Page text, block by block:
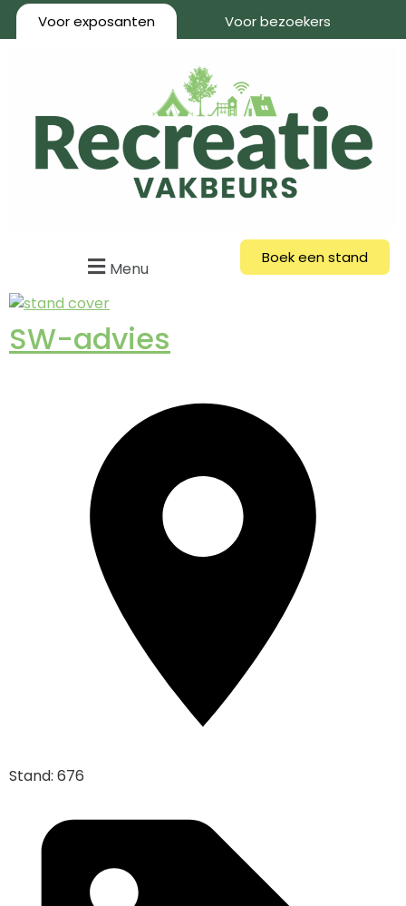
Voor exposanten Voor bezoekers
Menu
Boek een stand
SW-advies
Stand: 676